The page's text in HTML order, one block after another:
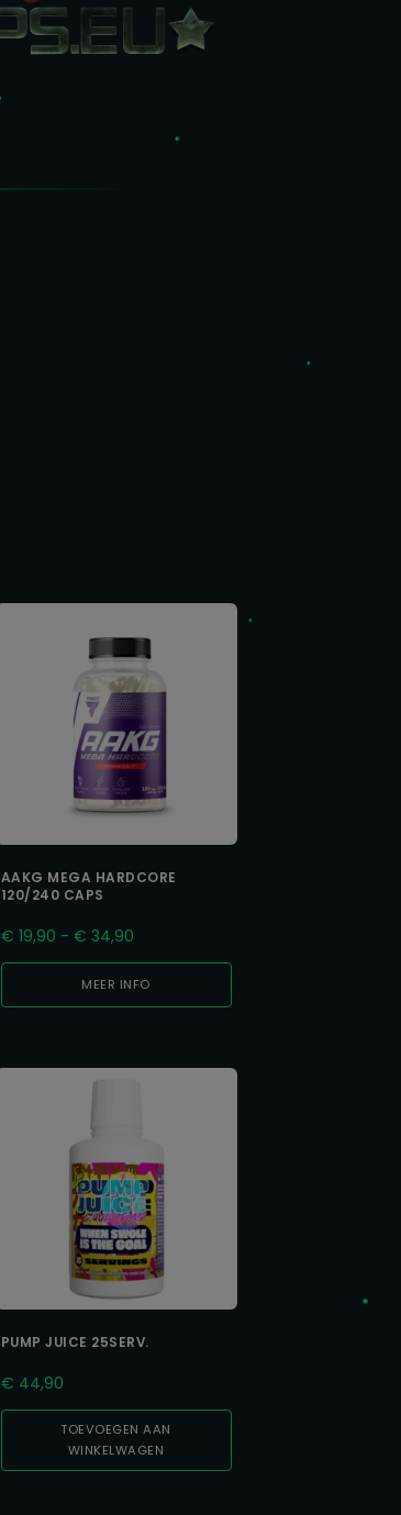
AAKG MEGA HARDCORE
120/240 CAPS
€ 19,90 - € 34,90Prijsklasse:
€ 19,90
tot
€ 34,90
MEER INFO
PUMP JUICE 25SERV.
€ 44,90
TOEVOEGEN AAN
WINKELWAGEN